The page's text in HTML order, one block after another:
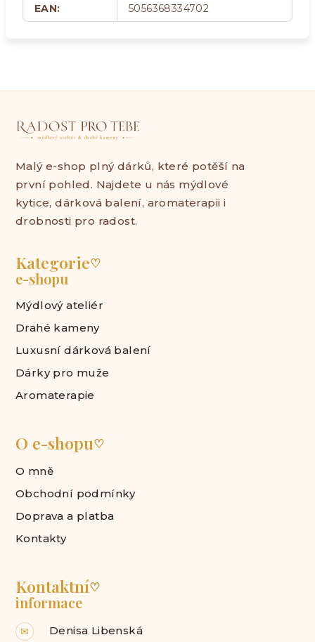
EAN: 5056368334702
Malý e-shop plný dárků, které potěší na
první pohled. Najdete u nás mýdlové
kytice, dárková balení, aromaterapii i
drobnosti pro radost.
Kategorie♡
e-shopu
Mýdlový ateliér
Drahé kameny
Luxusní dárková balení
Dárky pro muže
Aromaterapie
O e-shopu♡
O mně
Obchodní podmínky
Doprava a platba
Kontakty
Kontaktní♡
informace
✉ Denisa Libenská